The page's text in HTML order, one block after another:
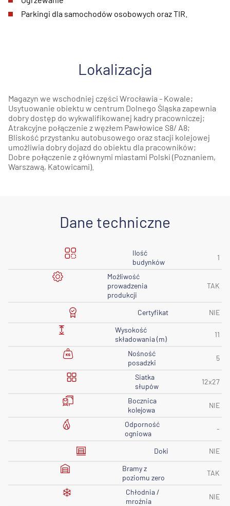
Parkingi dla samochodów osobowych oraz TIR.
Lokalizacja
Magazyn we wschodniej części Wrocławia - Kowale;
Usytuowanie obiektu w centrum Dolnego Śląska zapewnia
dobry dostęp do wykwalifikowanej kadry pracowniczej;
Atrakcyjne połączenie z węzłem Pawłowice S8/ A8;
Bliskość przystanku autobusowego oraz stacji kolejowej
umożliwia dobry dojazd do obiektu dla pracowników;
Dobre połączenie z głównymi miastami Polski (Poznaniem,
Warszawą, Katowicami).
Dane techniczne
Ilość
budynków
1
Możliwość
prowadzenia
produkcji
TAK
Certyfikat
NIE
Wysokość
składowania (m)
11
Nośność
posadzki
5
Siatka
słupów
12x27
Bocznica
kolejowa
NIE
Odporność
ogniowa
-
Doki
NIE
Bramy z
poziomu zero
TAK
Chłodnia /
mroźnia
NIE